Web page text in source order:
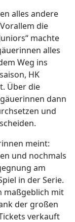
alles andere
die
machte
alles
Weg ins
HK
Über die
dann
und
meint:
und nochmals
am
in der Serie.
maßgeblich mit
der großen
verkauft